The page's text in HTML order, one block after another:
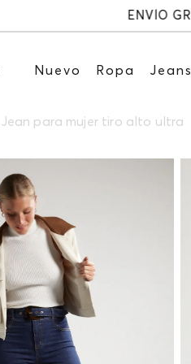
Nuevo Ropa Jeans
Jean para mujer tiro alto ultra